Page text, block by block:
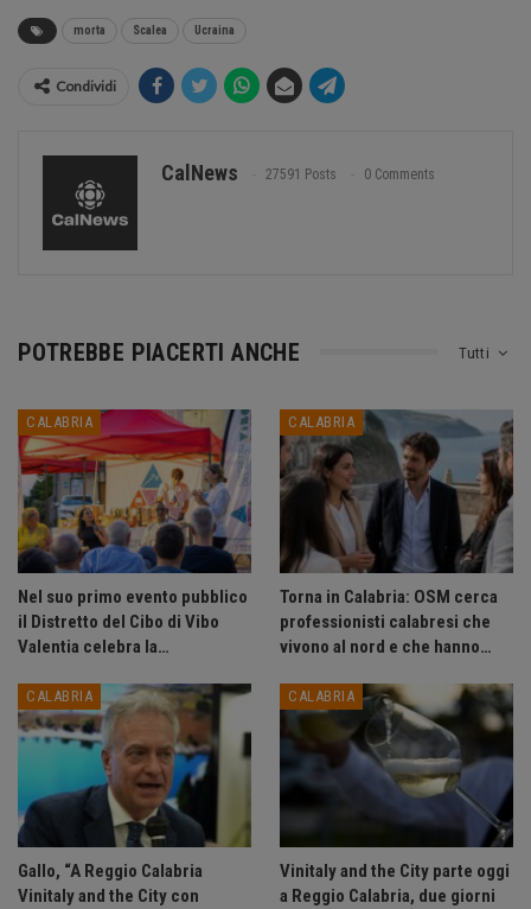
morta Scalea Ucraina
Condividi
CalNews 27591 Posts 0 Comments
Tutti
POTREBBE PIACERTI ANCHE
CALABRIA
Nel suo primo evento pubblico
il Distretto del Cibo di Vibo
Valentia celebra la…
CALABRIA
Torna in Calabria: OSM cerca
professionisti calabresi che
vivono al nord e che hanno…
CALABRIA
Gallo, “A Reggio Calabria
Vinitaly and the City con
CALABRIA
Vinitaly and the City parte oggi
a Reggio Calabria, due giorni